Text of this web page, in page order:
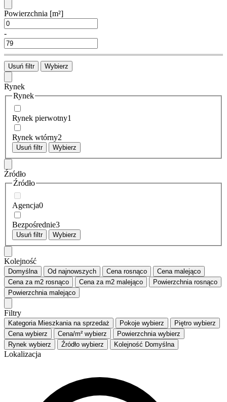
Powierzchnia [m²]
-
Usuń filtr Wybierz
Rynek
Rynek
Rynek pierwotny1
Rynek wtórny2
Usuń filtr Wybierz
Źródło
Źródło
Agencja0
Bezpośrednie3
Usuń filtr Wybierz
Kolejność
Domyślna Od najnowszych Cena rosnąco Cena malejąco
Cena za m2 rosnąco Cena za m2 malejąco Powierzchnia rosnąco
Powierzchnia malejąco
Filtry
Kategoria Mieszkania na sprzedaż Pokoje wybierz Piętro wybierz
Cena wybierz Cena/m² wybierz Powierzchnia wybierz
Rynek wybierz Źródło wybierz Kolejność Domyślna
Lokalizacja